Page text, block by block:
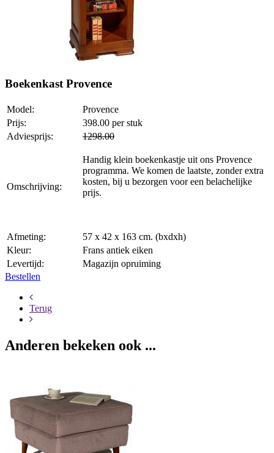
Boekenkast Provence
Model:
Provence
Prijs:
398.00 per stuk
Adviesprijs:
1298.00
Omschrijving:
Handig klein boekenkastje uit ons Provence
programma. We komen de laatste, zonder extra
kosten, bij u bezorgen voor een belachelijke
prijs.
Afmeting:
57 x 42 x 163 cm. (bxdxh)
Kleur:
Frans antiek eiken
Levertijd:
Magazijn opruiming
Bestellen
Terug
Anderen bekeken ook ...